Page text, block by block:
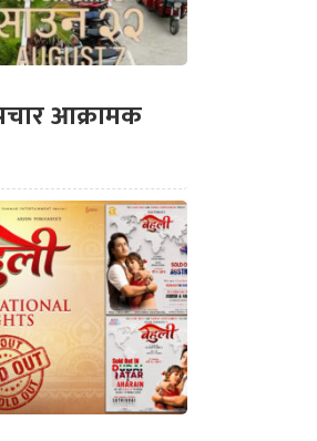
आक्रामक